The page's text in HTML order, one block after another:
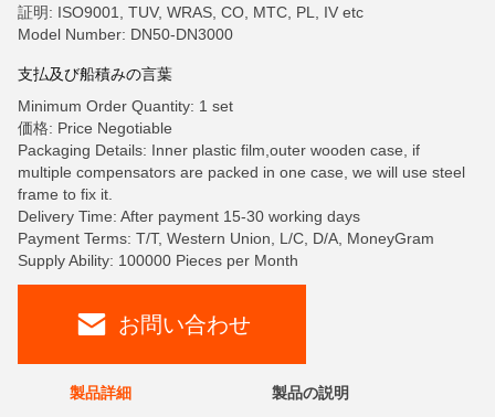
証明: ISO9001, TUV, WRAS, CO, MTC, PL, IV etc
Model Number: DN50-DN3000
支払及び船積みの言葉
Minimum Order Quantity: 1 set
価格: Price Negotiable
Packaging Details: Inner plastic film,outer wooden case, if
multiple compensators are packed in one case, we will use steel
frame to fix it.
Delivery Time: After payment 15-30 working days
Payment Terms: T/T, Western Union, L/C, D/A, MoneyGram
Supply Ability: 100000 Pieces per Month
お問い合わせ
製品詳細 製品の説明